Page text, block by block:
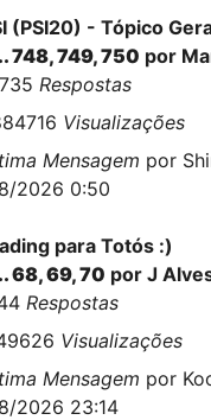
(PSI20) - Tópico
748,749,750 por
Respostas
Visualizações
Mensagem por
2026 0:50
para Totós :)
68,69,70 por J
Respostas
Visualizações
Mensagem por
2026 23:14